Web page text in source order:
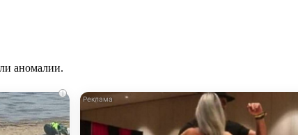
аномалии.
i